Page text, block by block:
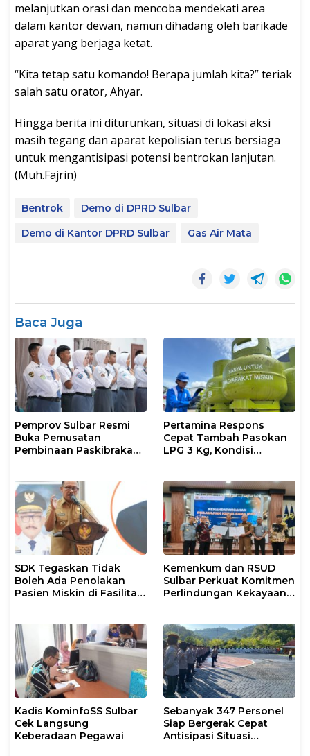
melanjutkan orasi dan mencoba mendekati area
dalam kantor dewan, namun dihadang oleh barikade
aparat yang berjaga ketat.
“Kita tetap satu komando! Berapa jumlah kita?” teriak
salah satu orator, Ahyar.
Hingga berita ini diturunkan, situasi di lokasi aksi
masih tegang dan aparat kepolisian terus bersiaga
untuk mengantisipasi potensi bentrokan lanjutan.
(Muh.Fajrin)
Bentrok
Demo di DPRD Sulbar
Demo di Kantor DPRD Sulbar
Gas Air Mata
Baca Juga
Pemprov Sulbar Resmi
Buka Pemusatan
Pembinaan Paskibraka
Pertamina Respons
Cepat Tambah Pasokan
LPG 3 Kg, Kondisi
SDK Tegaskan Tidak
Boleh Ada Penolakan
Pasien Miskin di Fasilitas
Kemenkum dan RSUD
Sulbar Perkuat Komitmen
Perlindungan Kekayaan
Kadis KominfoSS Sulbar
Cek Langsung
Keberadaan Pegawai
Sebanyak 347 Personel
Siap Bergerak Cepat
Antisipasi Situasi